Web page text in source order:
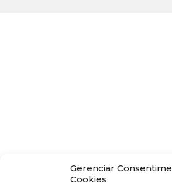
Gerenciar
Cookies